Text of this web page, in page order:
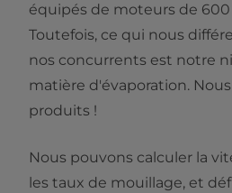
équipés de moteurs de 600
Toutefois, ce qui nous
nos concurrents est notre
matière d'évaporation.
produits !
Nous pouvons calculer la
les taux de mouillage, et